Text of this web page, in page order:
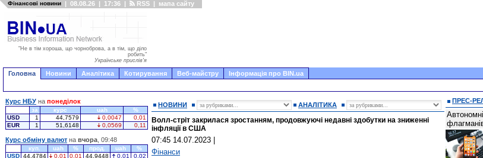
Фінансові новини | 08.08.26 | 17:36 | RSS | мапа сайту
"Не в тім хороша, що чорноброва, а в тім, що діло
робить"
Українське прислів'я
Головна Новини Аналітика Котирування Веб-майстру Інформація про BIN.ua
НОВИНИ АНАЛІТИКА
Волл-стріт закрилася зростанням, продовжуючі недавні здобутки на зниженні
інфляції в США
07:45 14.07.2023
Фінанси
Курс НБУ на понеділок
за курс uah
%
USD
1 44,7579 0,0047
0,01
EUR
1 51,6148 0,0569 0,11
Курс обміну валют на вчора , 09:48
куп. uah % прод. uah
%
USD 44,4784 0,01 0,01 44,9448 0,01
0,02
ПРЕС-